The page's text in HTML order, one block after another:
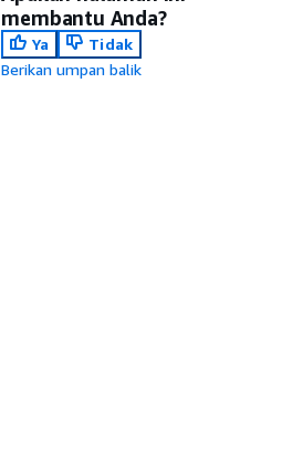
membantu Anda?
Ya
Tidak
Berikan umpan balik